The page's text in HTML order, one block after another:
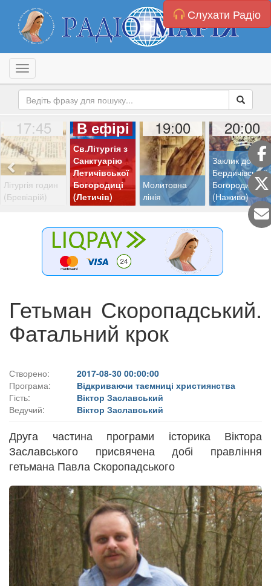
Слухати Радіо
Toggle navigation
17:45
Літургія годин
(Бревіарій)
В ефірі
Св.Літургія з
Санктуарію
Летичівської
Богородиці
(Летичів)
19:00
Молитовна
лінія
20:00
Заклик до
Бердичівської
Богородиці
(Наживо)
Гетьман Скоропадський.
Фатальний крок
Створено:
2017-08-30 00:00:00
Програма:
Відкриваючи таємниці християнства
Гість:
Віктор Заславський
Ведучий:
Віктор Заславський
Друга частина програми історика Віктора
Заславського присвячена добі правління
гетьмана Павла Скоропадського